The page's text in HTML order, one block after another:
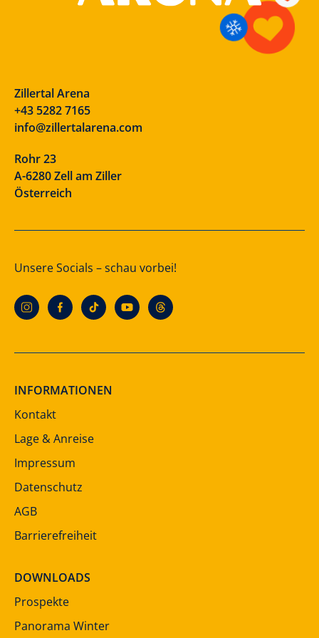
Zillertal Arena
+43 5282 7165
info@zillertalarena.com
Rohr 23
A-6280 Zell am Ziller
Österreich
Unsere Socials – schau vorbei!
INFORMATIONEN
Kontakt
Lage & Anreise
Impressum
Datenschutz
AGB
Barrierefreiheit
DOWNLOADS
Prospekte
Panorama Winter